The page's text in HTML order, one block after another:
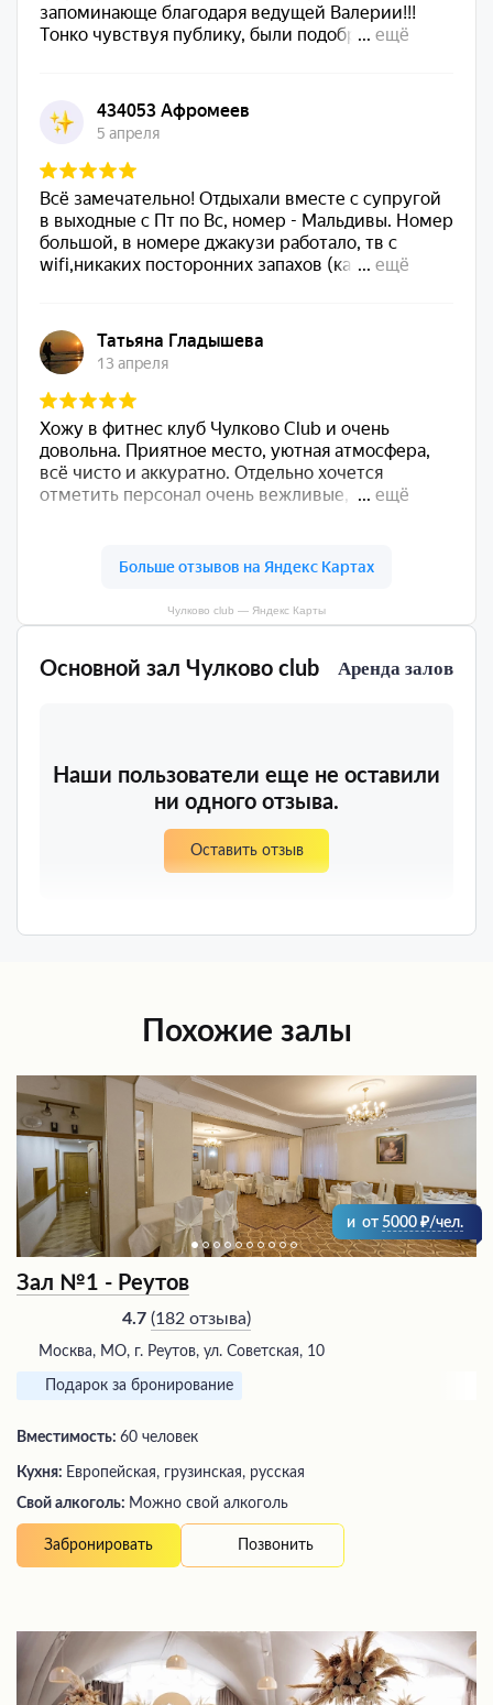
Основной зал Чулково club Аренда залов
Наши пользователи еще не оставили
ни одного отзыва.
Оставить отзыв
Чулково club — Яндекс Карты
Похожие залы
и от 5000 /чел.
Зал №1 - Реутов
4.7 (182 отзыва)
Москва, МО, г. Реутов, ул. Советская, 10
Подарок за бронирование
Вместимость: 60 человек
Кухня: Европейская, грузинская, русская
Свой алкоголь: Можно свой алкоголь
Забронировать Позвонить